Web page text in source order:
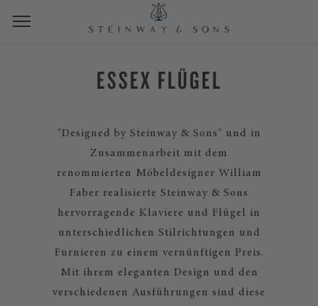
ESSEX FLÜGEL
"Designed by Steinway & Sons" und in
Zusammenarbeit mit dem
renommierten Möbeldesigner William
Faber realisierte Steinway & Sons
hervorragende Klaviere und Flügel in
unterschiedlichen Stilrichtungen und
Furnieren zu einem vernünftigen Preis.
Mit ihrem eleganten Design und den
verschiedenen Ausführungen sind diese